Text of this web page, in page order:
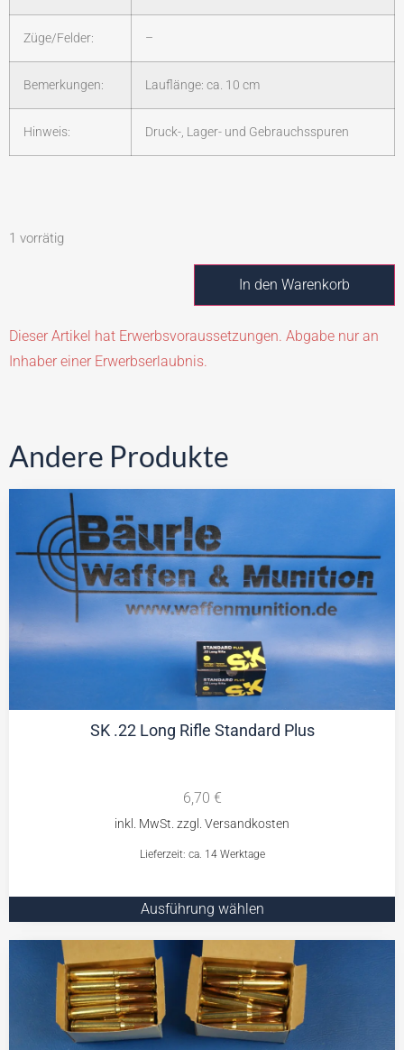
Züge/Felder: –
Bemerkungen: Lauflänge: ca. 10 cm
Hinweis: Druck-, Lager- und Gebrauchsspuren
1 vorrätig
In den Warenkorb
Dieser Artikel hat Erwerbsvoraussetzungen. Abgabe nur an
Inhaber einer Erwerbserlaubnis.
Andere Produkte
SK .22 Long Rifle Standard Plus
6,70 €
Lieferzeit: ca. 14 Werktage
Ausführung wählen